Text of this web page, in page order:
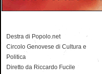
Destra di Popolo.net
Circolo Genovese di Cultura e
Politica
Diretto da Riccardo Fucile